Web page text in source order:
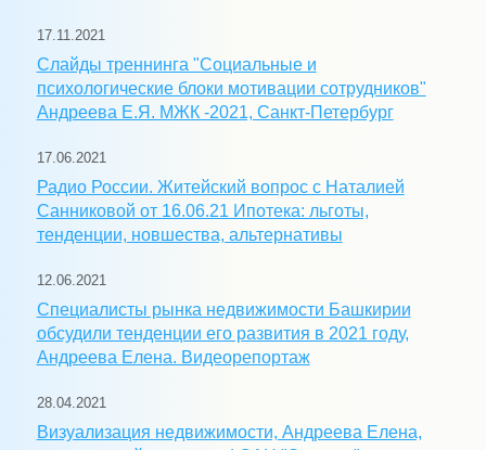
17.11.2021
Слайды треннинга "Социальные и
психологические блоки мотивации сотрудников"
Андреева Е.Я. МЖК -2021, Санкт-Петербург
17.06.2021
Радио России. Житейский вопрос с Наталией
Санниковой от 16.06.21 Ипотека: льготы,
тенденции, новшества, альтернативы
12.06.2021
Специалисты рынка недвижимости Башкирии
обсудили тенденции его развития в 2021 году,
Андреева Елена. Видеорепортаж
28.04.2021
Визуализация недвижимости, Андреева Елена,